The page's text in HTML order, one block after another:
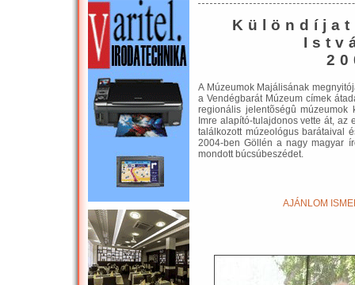
A Múzeumok Majálisának
a Vendégbarát Múzeum címek
regionális jelentõségû múzeumok
Imre alapító-tulajdonos vette át, az
találkozott múzeológus barátaival
2004-ben Göllén a nagy magyar
mondott búcsúbeszédet.
AJÁNLOM